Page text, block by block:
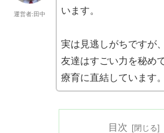
運営者:田中
います。
実は見逃しがちですが
友達はすごい力を秘め
療育に直結しています。
目次